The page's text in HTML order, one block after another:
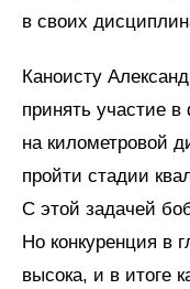
в своих
Каноисту
принять участие
на километровой
пройти стадии
С этой задачей
Но конкуренция в
высока, и в итоге